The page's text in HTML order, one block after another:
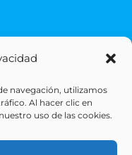
navegación, utilizamos
Al hacer clic en
uso de las cookies.
de Gestión